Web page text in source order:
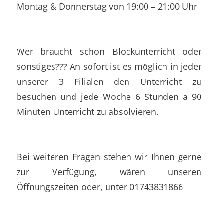
Montag & Donnerstag von 19:00 – 21:00 Uhr
Wer braucht schon Blockunterricht oder
sonstiges??? An sofort ist es möglich in jeder
unserer 3 Filialen den Unterricht zu
besuchen und jede Woche 6 Stunden a 90
Minuten Unterricht zu absolvieren.
Bei weiteren Fragen stehen wir Ihnen gerne
zur Verfügung, wären unseren
Öffnungszeiten oder, unter 01743831866